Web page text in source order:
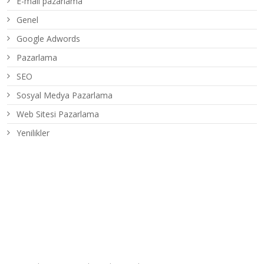
Genel
Google Adwords
Pazarlama
SEO
Sosyal Medya Pazarlama
Web Sitesi Pazarlama
Yenilikler